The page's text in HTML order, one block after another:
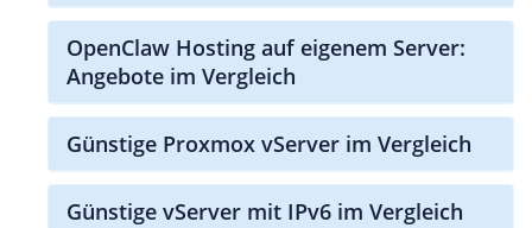
OpenClaw Hosting auf eigenem Server:
Angebote im Vergleich
Günstige Proxmox vServer im Vergleich
Günstige vServer mit IPv6 im Vergleich